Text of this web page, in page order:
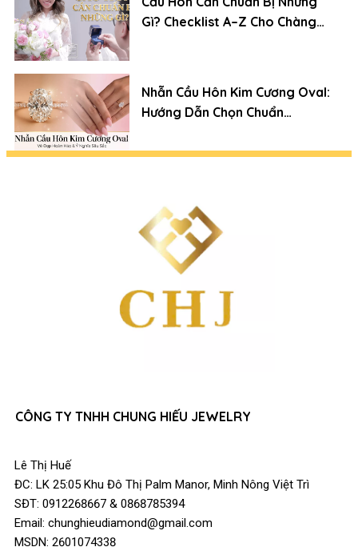
Gì? Checklist A–Z Cho Chàng
Nhẫn Cầu Hôn Kim Cương Oval:
Hướng Dẫn Chọn Chuẩn
CÔNG TY TNHH CHUNG HIẾU JEWELRY
Lê Thị Huế
ĐC: LK 25:05 Khu Đô Thị Palm Manor, Minh Nông Việt Trì
SĐT: 0912268667 & 0868785394
Email: chunghieudiamond@gmail.com
MSDN: 2601074338